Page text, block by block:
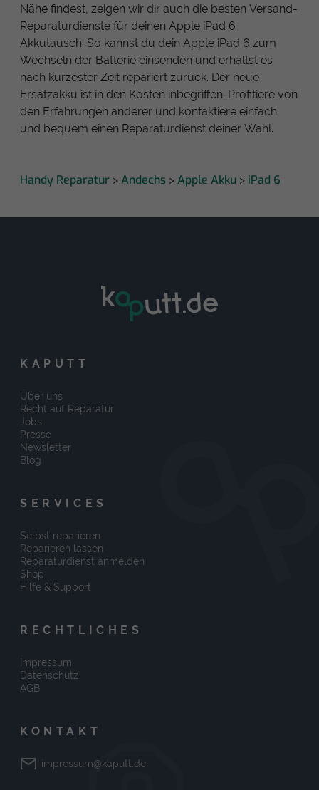
Nähe findest, zeigen wir dir auch die besten Versand-
Reparaturdienste für deinen Apple iPad 6
Akkutausch. So kannst du dein Apple iPad 6 zum
Wechseln der Batterie einsenden und erhältst es
nach kürzester Zeit repariert zurück. Der neue
Ersatzakku ist in den Kosten inbegriffen. Profitiere von
den Erfahrungen anderer und kontaktiere einfach
und bequem einen Reparaturdienst deiner Wahl.
Handy Reparatur > Andechs > Apple Akku > iPad 6
KAPUTT
Über uns
Recht auf Reparatur
Jobs
Presse
Newsletter
Blog
SERVICES
Selbst reparieren
Reparieren lassen
Reparaturdienst anmelden
Shop
Hilfe & Support
RECHTLICHES
Impressum
Datenschutz
AGB
KONTAKT
impressum@kaputt.de